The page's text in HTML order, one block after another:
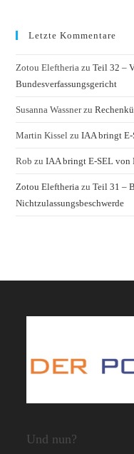
Letzte Kommentare
Zotou Eleftheria zuTeil 32 –
Bundesverfassungsgericht
Susanna Wassnerzu
Martin Kissel zuIAA bringt E-
Rob zuIAA bringt E-SEL von
Zotou Eleftheria zuTeil 31 –
Nichtzulassungsbeschwerde
Und nun?